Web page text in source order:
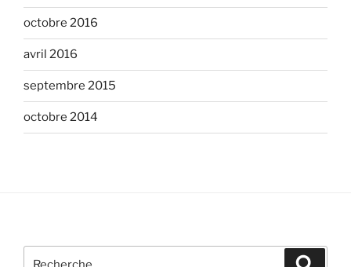
octobre 2016
avril 2016
septembre 2015
octobre 2014